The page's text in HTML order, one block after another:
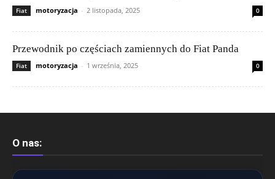
Fiat motoryzacja - 2 listopada, 2025 0
Przewodnik po częściach zamiennych do Fiat Panda
Fiat motoryzacja - 1 września, 2025 0
O nas: